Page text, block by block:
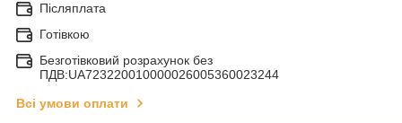
Післяплата
Готівкою
Безготівковий розрахунок без
ПДВ:UA723220010000026005360023244
Всі умови оплати